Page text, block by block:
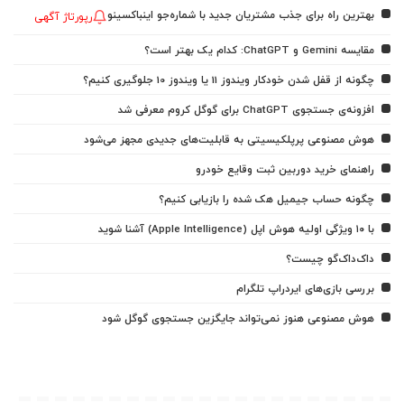
بهترین راه برای جذب مشتریان جدید با شماره‌جو اینباکسینو رپورتاژ آگهی
مقایسه Gemini و ChatGPT: کدام یک بهتر است؟
چگونه از قفل شدن خودکار ویندوز 11 یا ویندوز 10 جلوگیری کنیم؟
افزونه‌ی جستجوی ChatGPT برای گوگل کروم معرفی شد
هوش مصنوعی پرپلکیسیتی به قابلیت‌های جدیدی مجهز می‌شود
راهنمای خرید دوربین ثبت وقایع خودرو
چگونه حساب جیمیل هک شده را بازیابی کنیم؟
با ۱۰ ویژگی اولیه هوش اپل (Apple Intelligence) آشنا شوید
داک‌داک‌گو چیست؟
بررسی بازی‌های ایردراپ تلگرام
هوش مصنوعی هنوز نمی‌تواند جایگزین جستجوی گوگل شود